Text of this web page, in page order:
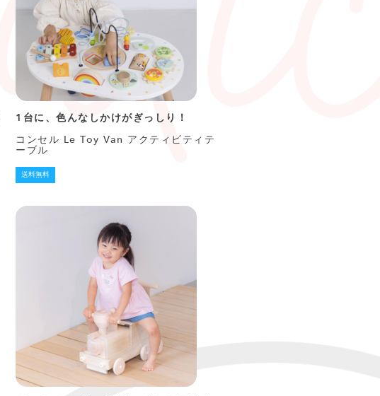
1台に、色んなしかけがぎっしり！
コンセル Le Toy Van アクティビティテ
ーブル
送料無料